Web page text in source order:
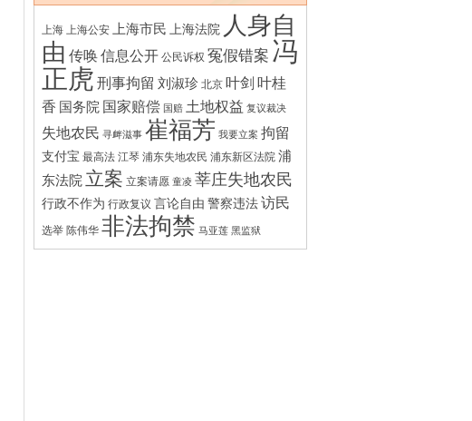
上海 上海公安 上海市民 上海法院 人身自
由 传唤信息公开 公民诉权 冤假错案 冯
正虎 刑事拘留 刘淑珍 北京 叶剑 叶桂
香 国务院 国家赔偿 国赔 土地权益 复议裁决
失地农民 寻衅滋事 崔福芳 我要立案 拘留
支付宝 最高法 江琴 浦东失地农民 浦东新区法院 浦
东法院 立案 立案请愿 童凌 莘庄失地农民
行政不作为 行政复议 言论自由 警察违法 访民
选举 陈伟华 非法拘禁 马亚莲 黑监狱